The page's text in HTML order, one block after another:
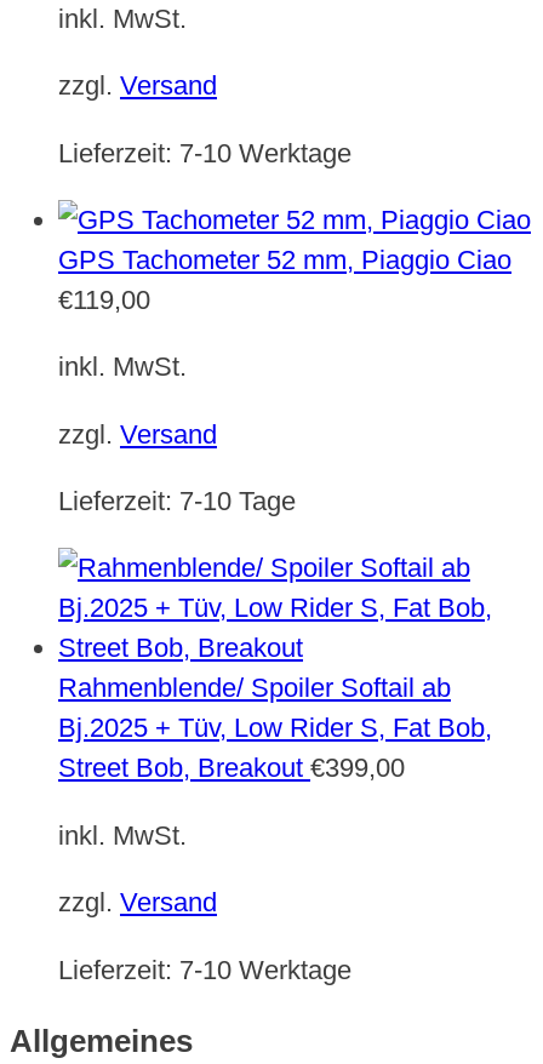
inkl. MwSt.
zzgl. Versand
Lieferzeit: 7-10 Werktage
GPS Tachometer 52 mm, Piaggio Ciao
€119,00
inkl. MwSt.
zzgl. Versand
Lieferzeit: 7-10 Tage
Rahmenblende/ Spoiler Softail ab
Bj.2025 + Tüv, Low Rider S, Fat Bob,
Street Bob, Breakout €399,00
inkl. MwSt.
zzgl. Versand
Lieferzeit: 7-10 Werktage
Allgemeines